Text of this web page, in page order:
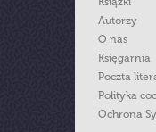
Autorzy
O nas
Księgarnia
Poczta
Polityka
Ochrona